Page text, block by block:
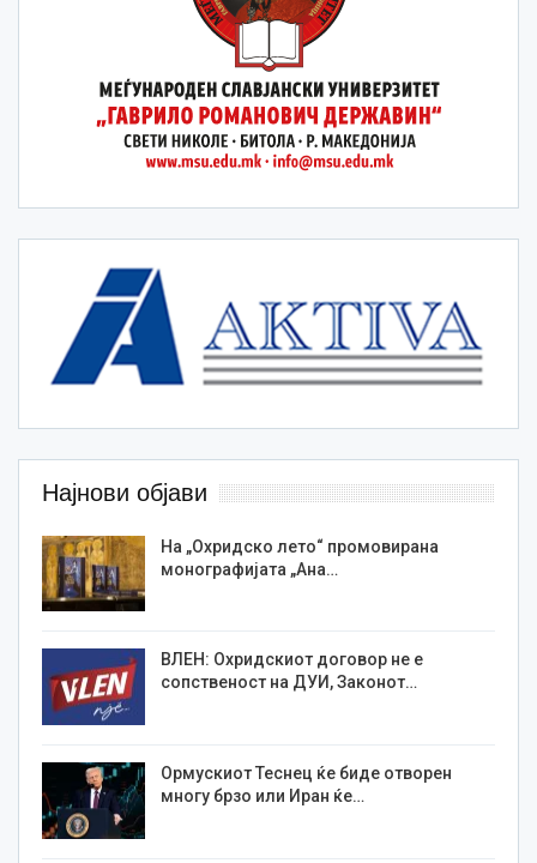
Најнови објави
На „Охридско лето“ промовирана
монографијата „Ана…
ВЛЕН: Охридскиот договор не е
сопственост на ДУИ, Законот…
Ормускиот Теснец ќе биде отворен
многу брзо или Иран ќе…